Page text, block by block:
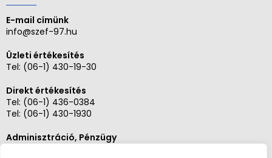
E-mail címünk
info@szef-97.hu
Üzleti értékesítés
Tel: (06-1) 430-19-30
Direkt értékesítés
Tel: (06-1) 436-0384
Tel: (06-1) 430-1930
Adminisztráció, Pénzügy